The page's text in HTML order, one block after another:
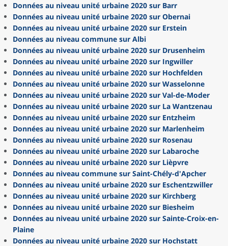
Données au niveau unité urbaine 2020 sur Barr
Données au niveau unité urbaine 2020 sur Obernai
Données au niveau unité urbaine 2020 sur Erstein
Données au niveau commune sur Albi
Données au niveau unité urbaine 2020 sur Drusenheim
Données au niveau unité urbaine 2020 sur Ingwiller
Données au niveau unité urbaine 2020 sur Hochfelden
Données au niveau unité urbaine 2020 sur Wasselonne
Données au niveau unité urbaine 2020 sur Val-de-Moder
Données au niveau unité urbaine 2020 sur La Wantzenau
Données au niveau unité urbaine 2020 sur Entzheim
Données au niveau unité urbaine 2020 sur Marlenheim
Données au niveau unité urbaine 2020 sur Rosenau
Données au niveau unité urbaine 2020 sur Labaroche
Données au niveau unité urbaine 2020 sur Lièpvre
Données au niveau commune sur Saint-Chély-d'Apcher
Données au niveau unité urbaine 2020 sur Eschentzwiller
Données au niveau unité urbaine 2020 sur Kirchberg
Données au niveau unité urbaine 2020 sur Biesheim
Données au niveau unité urbaine 2020 sur Sainte-Croix-en-
Plaine
Données au niveau unité urbaine 2020 sur Hochstatt